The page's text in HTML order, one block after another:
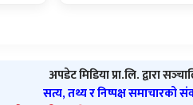
अपडेट मिडिया प्रा.लि. द्वारा
सत्य, तथ्य र निष्पक्ष समाचारको